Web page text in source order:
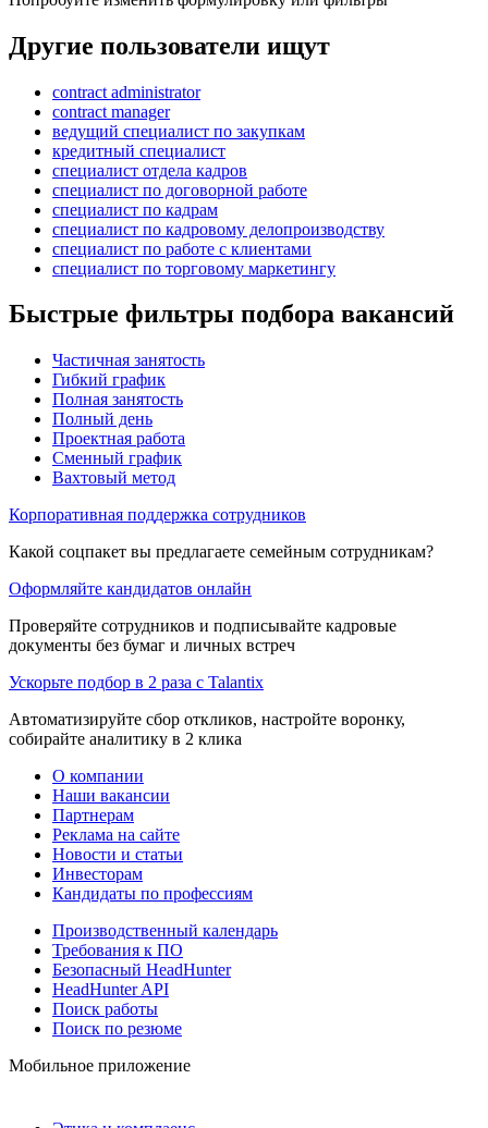
Другие пользователи ищут
contract administrator
contract manager
ведущий специалист по закупкам
кредитный специалист
специалист отдела кадров
специалист по договорной работе
специалист по кадрам
специалист по кадровому делопроизводству
специалист по работе с клиентами
специалист по торговому маркетингу
Быстрые фильтры подбора вакансий
Частичная занятость
Гибкий график
Полная занятость
Полный день
Проектная работа
Сменный график
Вахтовый метод
Корпоративная поддержка сотрудников
Какой соцпакет вы предлагаете семейным сотрудникам?
Оформляйте кандидатов онлайн
Проверяйте сотрудников и подписывайте кадровые
документы без бумаг и личных встреч
Ускорьте подбор в 2 раза с Talantix
Автоматизируйте сбор откликов, настройте воронку,
собирайте аналитику в 2 клика
О компании
Наши вакансии
Партнерам
Реклама на сайте
Новости и статьи
Инвесторам
Кандидаты по профессиям
Производственный календарь
Требования к ПО
Безопасный HeadHunter
HeadHunter API
Поиск работы
Поиск по резюме
Мобильное приложение